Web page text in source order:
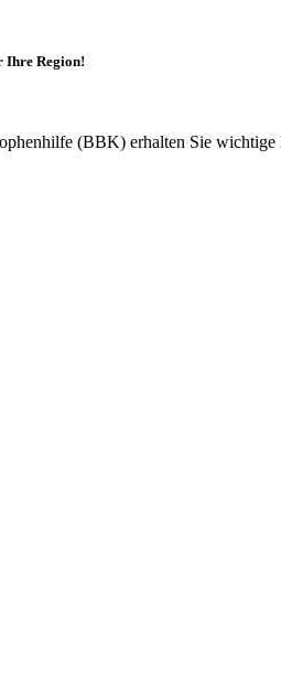
Ihre Region!
(BBK) erhalten Sie